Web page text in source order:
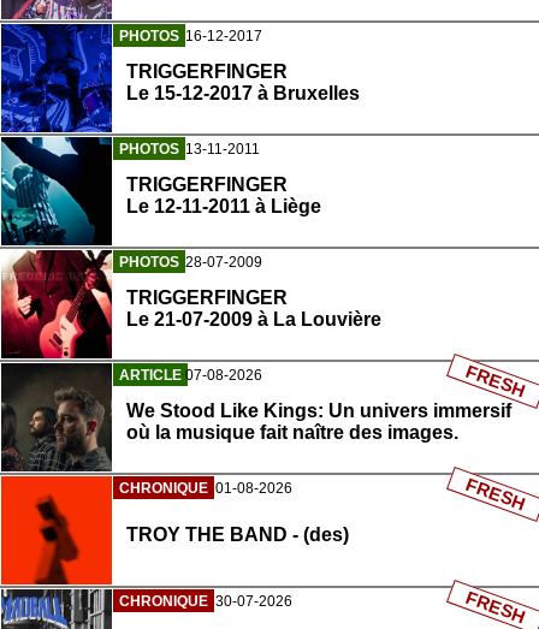
PHOTOS 16-12-2017
TRIGGERFINGER
Le 15-12-2017 à Bruxelles
PHOTOS 13-11-2011
TRIGGERFINGER
Le 12-11-2011 à Liège
PHOTOS 28-07-2009
TRIGGERFINGER
Le 21-07-2009 à La Louvière
ARTICLE 07-08-2026
We Stood Like Kings: Un univers immersif
où la musique fait naître des images.
FRESH
CHRONIQUE 01-08-2026
TROY THE BAND - (des)
FRESH
CHRONIQUE 30-07-2026 FRESH